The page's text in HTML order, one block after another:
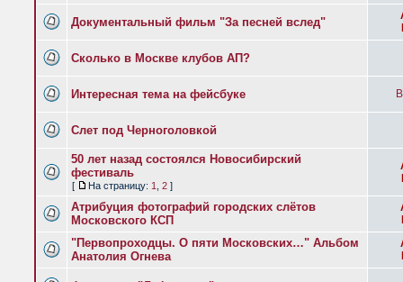
Документальный фильм "За песней вслед"
Сколько в Москве клубов АП?
Интересная тема на фейсбуке
Слет под Черноголовкой
50 лет назад состоялся Новосибирский
фестиваль
[ На страницу: 1 2 ]
Атрибуция фотографий городских слётов
Московского КСП
"Первопроходцы. О пяти Московских…" Альбом
Анатолия Огнева